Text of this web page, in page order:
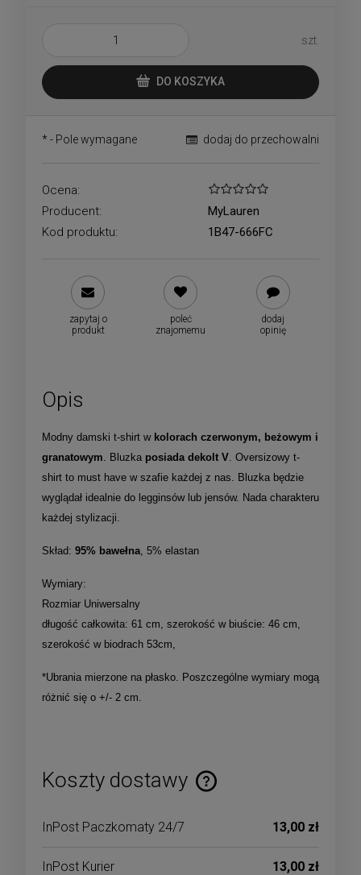
szt.
DO KOSZYKA
dodaj do przechowalni
* - Pole wymagane
Ocena:
Producent:
MyLauren
Kod produktu:
1B47-666FC
zapytaj o
produkt
poleć
znajomemu
dodaj
opinię
Opis
Modny damski t-shirt wkolorach czerwonym, beżowym i
granatowym . Bluzka posiada dekolt V . Oversizowy t-
shirt to must have w szafie każdej z nas. Bluzka będzie
wyglądał idealnie do legginsów lub jensów. Nada charakteru
każdej stylizacji.
Skład: 95% bawełna , 5% elastan
Wymiary:
Rozmiar Uniwersalny
długość całkowita: 61 cm, szerokość w biuście: 46 cm,
szerokość w biodrach 53cm,
*Ubrania mierzone na płasko. Poszczególne wymiary mogą
różnić się o +/- 2 cm.
Koszty dostawy
Cena nie zawiera ewentualnych kosztów płatności
InPost Paczkomaty 24/7 13,00 zł
InPost Kurier 13,00 zł